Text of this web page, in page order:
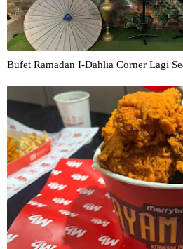
Bufet Ramadan I-Dahlia Corner Lagi